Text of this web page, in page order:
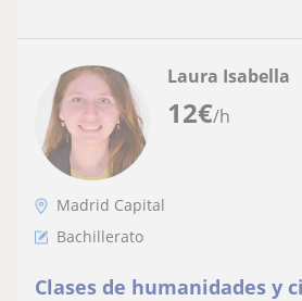
12€/h
Laura Isabella
Madrid Capital
Bachillerato
Clases de humanidades y